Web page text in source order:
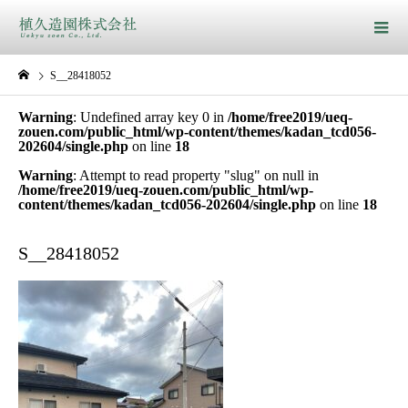
S__28418052
Warning: Undefined array key 0 in /home/free2019/ueq-
zouen.com/public_html/wp-content/themes/kadan_tcd056-
202604/single.php on line 18
Warning: Attempt to read property "slug" on null in
/home/free2019/ueq-zouen.com/public_html/wp-
content/themes/kadan_tcd056-202604/single.php on line 18
S__28418052